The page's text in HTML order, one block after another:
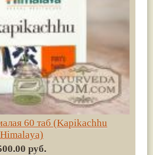
60 таб (Kapikachhu
Himalaya)
руб.